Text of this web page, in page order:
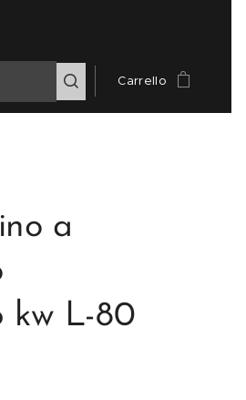
Carrello
a
kw L-80